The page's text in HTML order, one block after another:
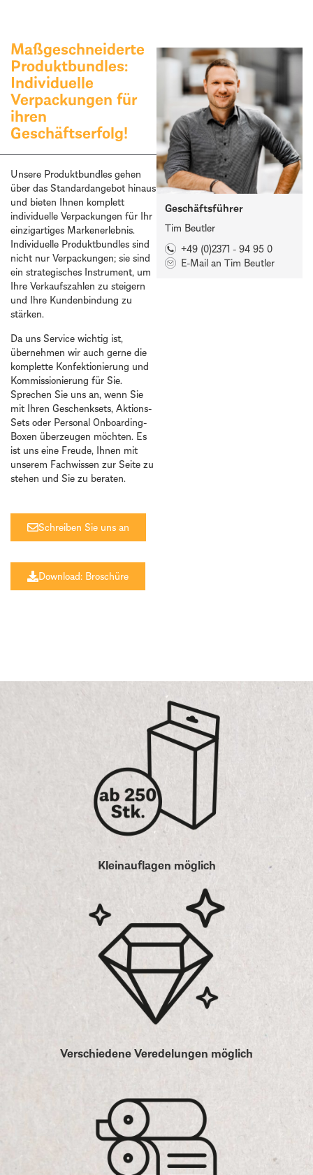
Maßgeschneiderte
Produktbundles:
Individuelle
Verpackungen für
ihren
Geschäftserfolg!
Unsere Produktbundles gehen
über das Standardangebot hinaus
und bieten Ihnen komplett
individuelle Verpackungen für Ihr
einzigartiges Markenerlebnis.
Individuelle Produktbundles sind
nicht nur Verpackungen; sie sind
ein strategisches Instrument, um
Ihre Verkaufszahlen zu steigern
und Ihre Kundenbindung zu
stärken.
Da uns Service wichtig ist,
übernehmen wir auch gerne die
komplette Konfektionierung und
Kommissionierung für Sie.
Sprechen Sie uns an, wenn Sie
mit Ihren Geschenksets, Aktions-
Sets oder Personal Onboarding-
Boxen überzeugen möchten. Es
ist uns eine Freude, Ihnen mit
unserem Fachwissen zur Seite zu
stehen und Sie zu beraten.
Schreiben Sie uns an
Download: Broschüre
Geschäftsführer
Tim Beutler
+49 (0)2371 - 94 95 0
E-Mail an Tim Beutler
Kleinauflagen möglich
Verschiedene Veredelungen möglich